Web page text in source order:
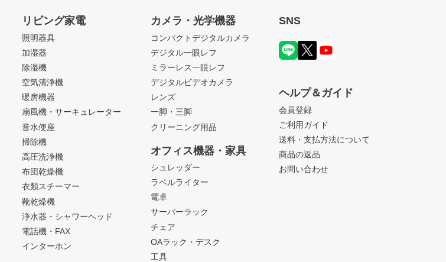
リビング家電
照明器具
加湿器
除湿機
空気清浄機
暖房機器
扇風機・サーキュレーター
音水便座
掃除機
高圧洗浄機
布団乾燥機
衣類スチーマー
靴乾燥機
浄水器・シャワーヘッド
電話機・FAX
インターホン
カメラ・光学機器
コンパクトデジタルカメラ
デジタル一眼レフ
ミラーレス一眼レフ
デジタルビデオカメラ
レンズ
一脚・三脚
クリーニング用品
オフィス機器・家具
シュレッダー
ラベルライター
電卓
サーバーラック
チェア
OAラック・デスク
工具
SNS
ヘルプ＆ガイド
会員登録
ご利用ガイド
送料・支払方法について
商品の返品
お問い合わせ